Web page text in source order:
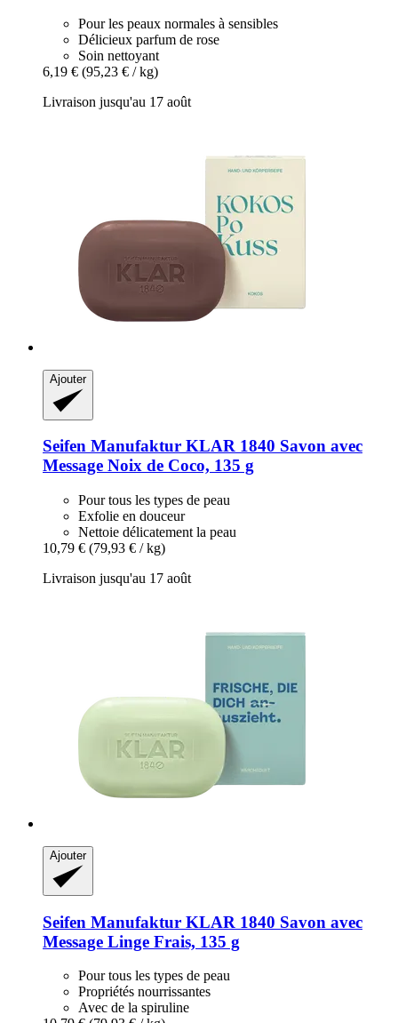
Pour les peaux normales à sensibles
Délicieux parfum de rose
Soin nettoyant
6,19 € (95,23 € / kg)
Livraison jusqu'au 17 août
Ajouter
Seifen Manufaktur KLAR 1840 Savon avec
Message Noix de Coco, 135 g
Pour tous les types de peau
Exfolie en douceur
Nettoie délicatement la peau
10,79 € (79,93 € / kg)
Livraison jusqu'au 17 août
Ajouter
Seifen Manufaktur KLAR 1840 Savon avec
Message Linge Frais, 135 g
Pour tous les types de peau
Propriétés nourrissantes
Avec de la spiruline